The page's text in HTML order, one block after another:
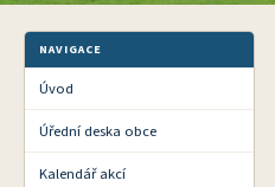
NAVIGACE
Úvod
Úřední deska obce
Kalendář akcí